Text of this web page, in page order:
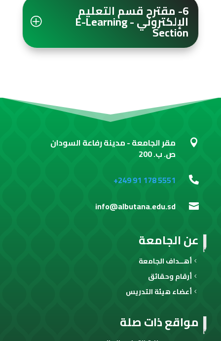
6- مقترح قسم التعليم
الإلكتروني - E-Learning
Section
مواقع ذات صلة
عن الجامعة
أهــداف الجامعة
أرقام وحقائق
أعضاء هيئة التدريس
 مقر الجامعة - مدينة رفاعة السودان
ص. ب. 200

+249 91 178 5551

info@albutana.edu.sd